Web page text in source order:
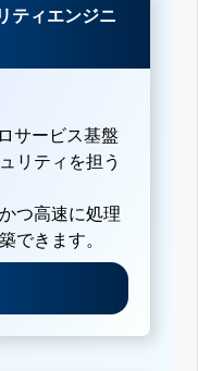
ティエンジニ
サービス基盤
リティを担う
つ高速に処理
できます。